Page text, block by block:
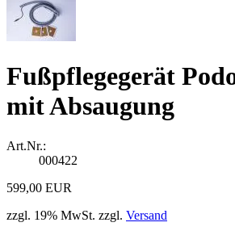
Fußpflegegerät
mit Absaugung
Art.Nr.:
000422
599,00 EUR
zzgl. 19% MwSt. zzgl. Versand